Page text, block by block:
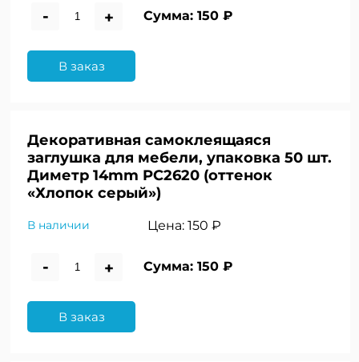
- + Сумма:150 ₽
В заказ
Декоративная самоклеящаяся
заглушка для мебели, упаковка 50 шт.
Диметр 14mm PC2620 (оттенок
«Хлопок серый»)
В наличии Цена:150 ₽
- + Сумма:150 ₽
В заказ